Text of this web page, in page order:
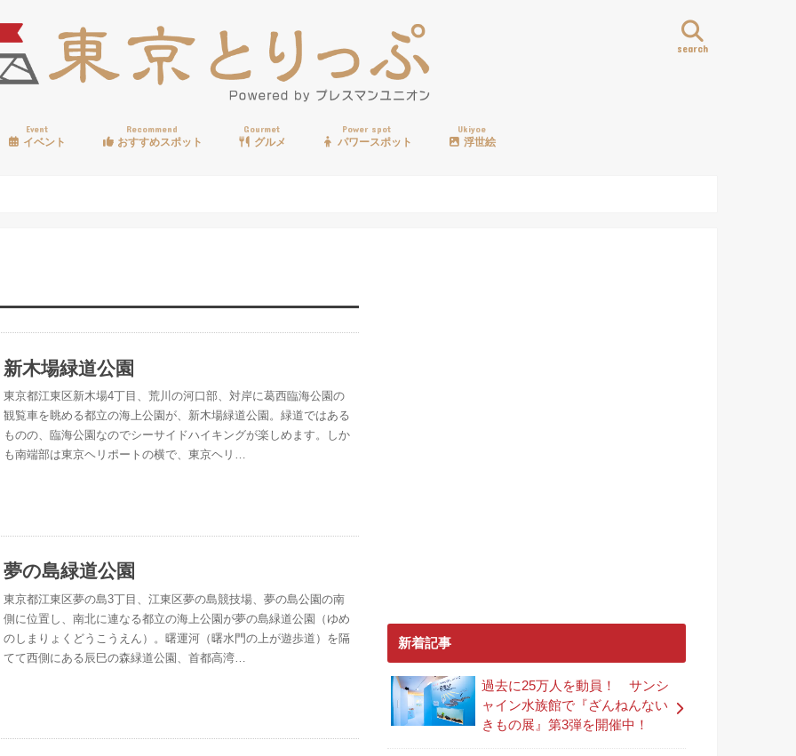
search
Event
イベント
Recommend
おすすめスポット
Gourmet
グルメ
Power spot
パワースポット
Ukiyoe
浮世絵
新木場緑道公園
東京都江東区新木場4丁目、荒川の河口部、対岸に葛西臨海公園の
観覧車を眺める都立の海上公園が、新木場緑道公園。緑道ではある
ものの、臨海公園なのでシーサイドハイキングが楽しめます。しか
も南端部は東京ヘリポートの横で、東京ヘリ…
夢の島緑道公園
東京都江東区夢の島3丁目、江東区夢の島競技場、夢の島公園の南
側に位置し、南北に連なる都立の海上公園が夢の島緑道公園（ゆめ
のしまりょくどうこうえん）。曙運河（曙水門の上が遊歩道）を隔
てて西側にある辰巳の森緑道公園、首都高湾…
新着記事
過去に25万人を動員！ サンシ
ャイン水族館で『ざんねんない
きもの展』第3弾を開催中！